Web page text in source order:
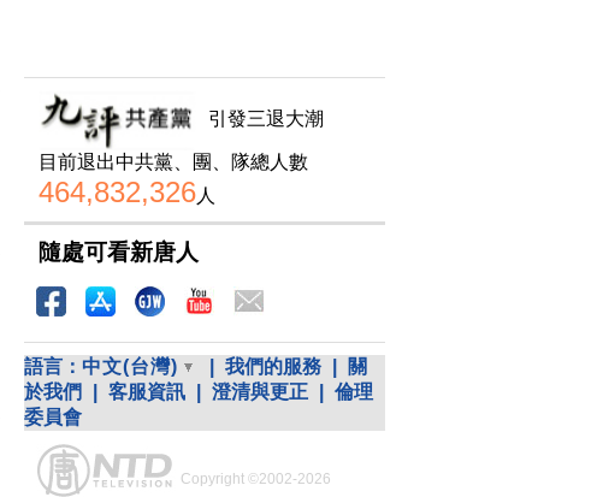
引發三退大潮
目前退出中共黨、團、隊總人數
464,832,326人
隨處可看新唐人
語言： 中文(台灣) 我們的服務
關
於我們
客服資訊 澄清與更正
倫理
委員會
Copyright ©2002-2026